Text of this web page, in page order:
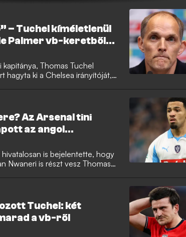
– Tuchel kíméletlenül
Palmer vb-keretből
Thomas Tuchel
hagyta ki a Chelsea irányítóját,
keretből. A német szakember
Az Arsenal tini
az angol
is bejelentette, hogy
Nwaneri is részt vesz Thomas
A jelenleg Marseille-
Tuchel: két
a vb-ről